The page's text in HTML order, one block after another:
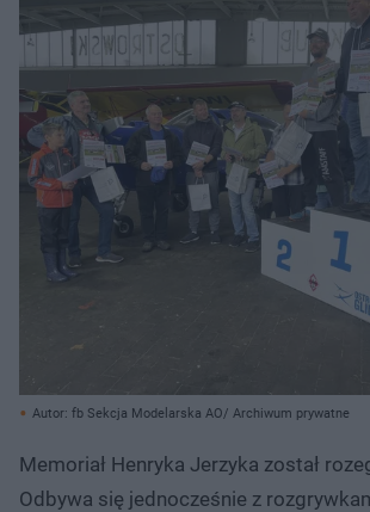
Autor: fb Sekcja Modelarska AO/ Archiwum prywatne
Memoriał Henryka Jerzyka został
Odbywa się jednocześnie z